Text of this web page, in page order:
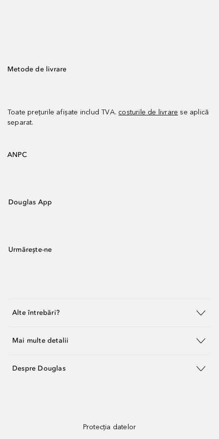
Metode de livrare
Toate prețurile afișate includ TVA. costurile de livrare se aplică
separat.
ANPC
Douglas App
Urmărește-ne
Alte întrebări?
Mai multe detalii
Despre Douglas
Protecția datelor